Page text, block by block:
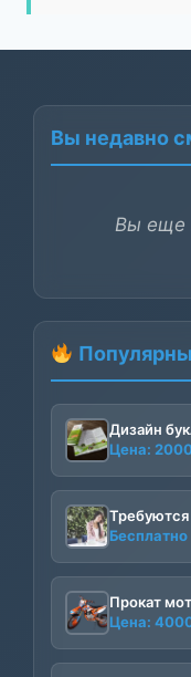
Вы недавно
Вы еще
Дизайн
Цена:
Бесплатно
Прокат
Цена: